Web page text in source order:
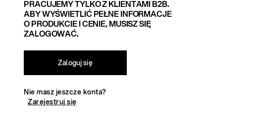
PRACUJEMY TYLKO Z KLIENTAMI B2B.
ABY WYŚWIETLIĆ PEŁNE INFORMACJE
O PRODUKCIE I CENIE, MUSISZ SIĘ
ZALOGOWAĆ.
Zaloguj się
Nie masz jeszcze konta?
Zarejestruj się